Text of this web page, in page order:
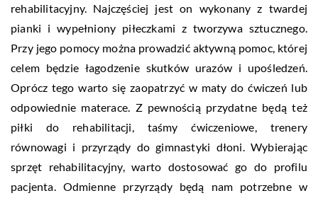
rehabilitacyjny. Najczęściej jest on wykonany z twardej
pianki i wypełniony piłeczkami z tworzywa sztucznego.
Przy jego pomocy można prowadzić aktywną pomoc, której
celem będzie łagodzenie skutków urazów i upośledzeń.
Oprócz tego warto się zaopatrzyć w maty do ćwiczeń lub
odpowiednie materace. Z pewnością przydatne będą też
piłki do rehabilitacji, taśmy ćwiczeniowe, trenery
równowagi i przyrządy do gimnastyki dłoni. Wybierając
sprzęt rehabilitacyjny, warto dostosować go do profilu
pacjenta. Odmienne przyrządy będą nam potrzebne w